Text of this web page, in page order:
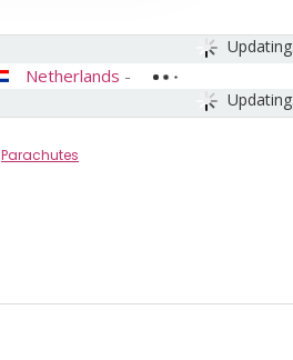
Netherlands -
Parachutes